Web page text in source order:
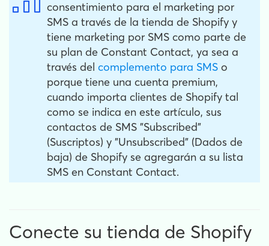
consentimiento para el marketing por
SMS a través de la tienda de Shopify y
tiene marketing por SMS como parte de
su plan de Constant Contact, ya sea a
través del complemento para SMS o
porque tiene una cuenta premium,
cuando importa clientes de Shopify tal
como se indica en este artículo, sus
contactos de SMS "Subscribed"
(Suscriptos) y "Unsubscribed" (Dados de
baja) de Shopify se agregarán a su lista
SMS en Constant Contact.
Conecte su tienda de Shopify